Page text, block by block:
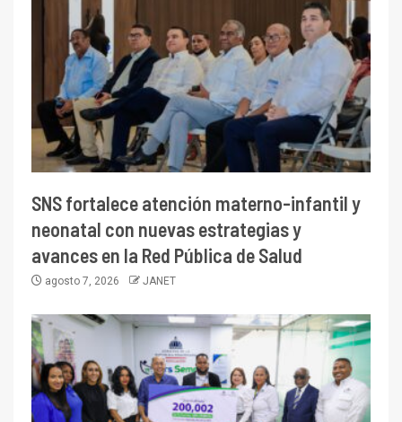
SNS fortalece atención materno-infantil y
neonatal con nuevas estrategias y
avances en la Red Pública de Salud
agosto 7, 2026 JANET